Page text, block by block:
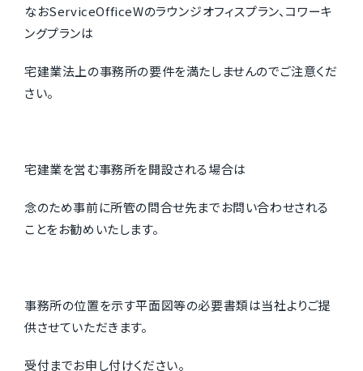
なおServiceOfficeWのラウンジオフィスプラン、コワーキ
ングプランは
宅建業法上の事務所の要件を満たしませんのでご注意くだ
さい。
宅建業を営む事務所を開設される場合は
念のため事前に所管の問合せ先までお問い合わせされる
ことをお勧めいたします。
事務所の位置を示す平面図等の必要書類は当社よりご提
供させていただきます。
受付までお申し付けください。